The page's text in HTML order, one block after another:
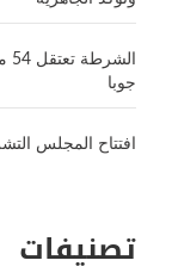
جوبا
افتتاح المجلس
تصنيفات